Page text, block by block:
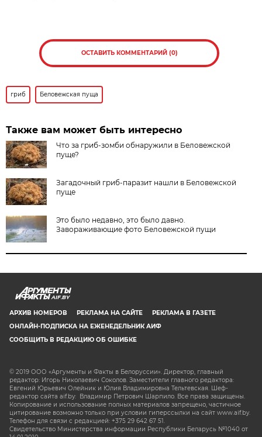
ОСТАВИТЬ КОММЕНТАРИЙ (0)
гриб Беловежская пуща
Также вам может быть интересно
Что за гриб-зомби обнаружили в Беловежской
пуще?
Загадочный гриб-паразит нашли в Беловежской
пуще
Это было недавно, это было давно.
Завораживающие фото Беловежской пущи
AIF.BY
АРХИВ НОМЕРОВ РЕКЛАМА НА САЙТЕ
РЕКЛАМА В ГАЗЕТЕ
ОНЛАЙН-ПОДПИСКА НА ЕЖЕНЕДЕЛЬНИК АИФ
СООБЩИТЬ В РЕДАКЦИЮ ОБ ОШИБКЕ
© 2019 ООО «Аргументы и Факты в Белоруссии». Директор, главный
редактор: Игорь Николаевич Соколов. Заместители главного редактора:
Евгений Юрьевич Олейник и Юлия Владимировна Тельтевская. Шеф-
редактор сайта aif.by: Владимир Петрович Шарпило. Все права защищены.
Копирование и использование полных материалов запрещено, частичное
цитирование возможно только при условии гиперссылки на сайт www.aif.by.
Телефон для связи с редакцией: +375 29 642 67 51.
Свидетельство Министерства информации Республики Беларусь №1040 от